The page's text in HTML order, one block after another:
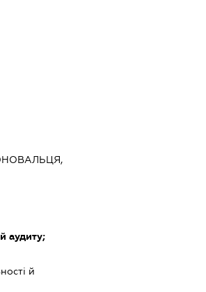
аудиту;
й